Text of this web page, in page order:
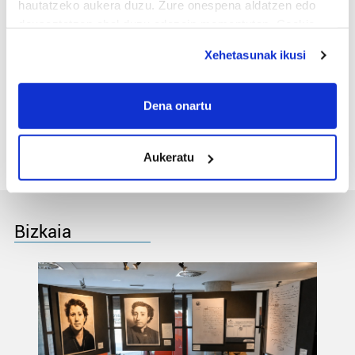
hautatzeko aukera duzu. Zure onespena aldatzen edo
If you allow, we would also like to:
Collect information about your geographical
Identify your device by actively scanning it for
specific characteristics (fingerprinting)
prozesatzen ditugu, zure IP zenbakia, besteak beste,
teknologia erabiliz, cookieak adibidez, iragarki eta eduki
pertsonalizatuak eskaintzeko, iragarkiak eta edukia
neurtzeko, jendeari buruzko informazioa biltzeko eta
Xehetasunak ikusi
Dena onartu
Aukeratu
Nekazal Azokan izena
kopurua igo du hondartza
Bizkaia